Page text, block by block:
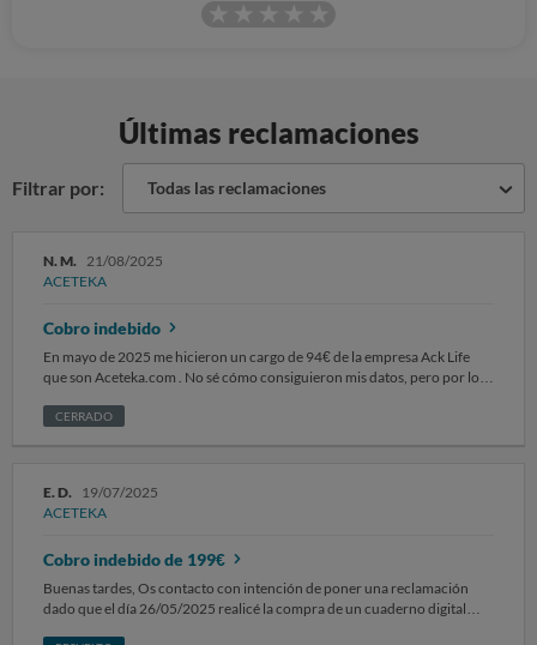
Últimas reclamaciones
Filtrar por: Todas las reclamaciones
N. M. 21/08/2025
ACETEKA
Cobro indebido
En mayo de 2025 me hicieron un cargo de 94€ de la empresa Ack Life
que son Aceteka.com . No sé cómo consiguieron mis datos, pero por lo
supuestamente por 1.95€ y se les han cargado los 94€ también. Se
CERRADO
E. D. 19/07/2025
ACETEKA
Cobro indebido de 199€
Buenas tardes, Os contacto con intención de poner una reclamación
dado que el día 26/05/2025 realicé la compra de un cuaderno digital